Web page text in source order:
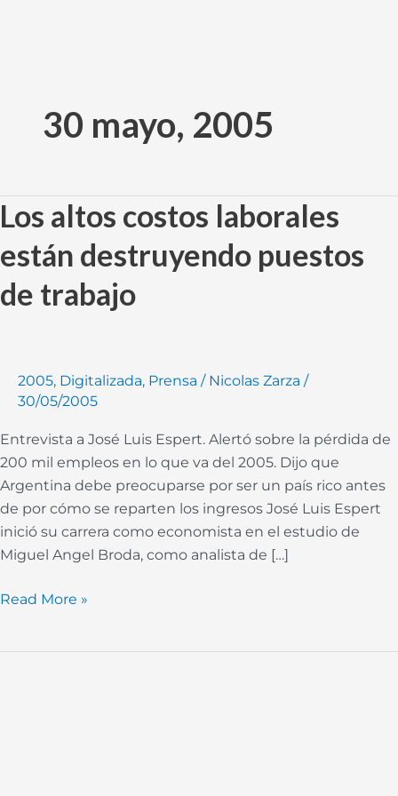
contenido30 mayo, 2005
Los altos costos laborales
están destruyendo puestos
de trabajo
2005, Digitalizada, Prensa / Nicolas Zarza /
30/05/2005
Entrevista a José Luis Espert. Alertó sobre la pérdida de
200 mil empleos en lo que va del 2005. Dijo que
Argentina debe preocuparse por ser un país rico antes
de por cómo se reparten los ingresos José Luis Espert
inició su carrera como economista en el estudio de
Miguel Angel Broda, como analista de […]
Los
altos
costos
están
trabajo
Read More »